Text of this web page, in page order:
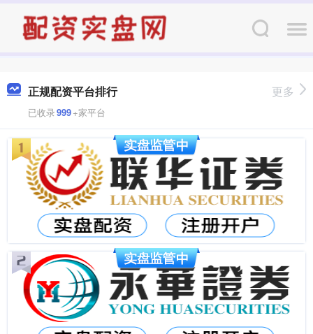
正规配资平台排行
已收录999+家平台
更多